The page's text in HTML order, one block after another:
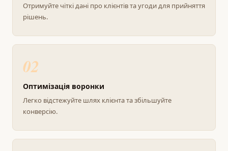
Отримуйте чіткі дані про клієнтів та угоди для прийняття
рішень.
02
Оптимізація воронки
Легко відстежуйте шлях клієнта та збільшуйте
конверсію.